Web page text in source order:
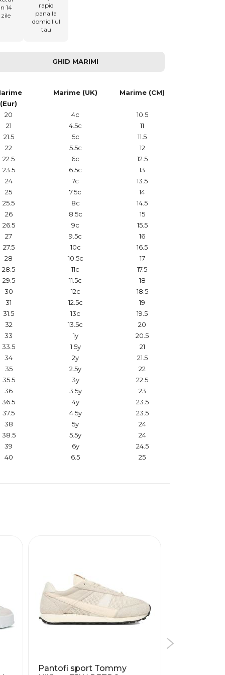
in 14
zile
rapid
pana la
domiciliul
tau
GHID MARIMI
(Eur)
Marime (UK) Marime (CM)
20 4c
10.5
21
4.5c
11
21.5
5c
11.5
22
5.5c
12
22.5
6c
12.5
23.5
6.5c
13
24
7c
13.5
25
7.5c
14
25.5
8c
14.5
26
8.5c
15
26.5
9c
15.5
27
9.5c
16
27.5
10c
16.5
28
10.5c
17
28.5
11c
17.5
29.5
11.5c
18
30
12c
18.5
31
12.5c
19
31.5
13c
19.5
32
13.5c
20
33
1y
20.5
33.5
1.5y
21
34
2y
21.5
35
2.5y
22
35.5
3y
22.5
36
3.5y
23
36.5
4y
23.5
37.5
4.5y
23.5
38
5y
24
38.5
5.5y
24
39
6y
24.5
40
6.5 25
Pantofi sport Tommy